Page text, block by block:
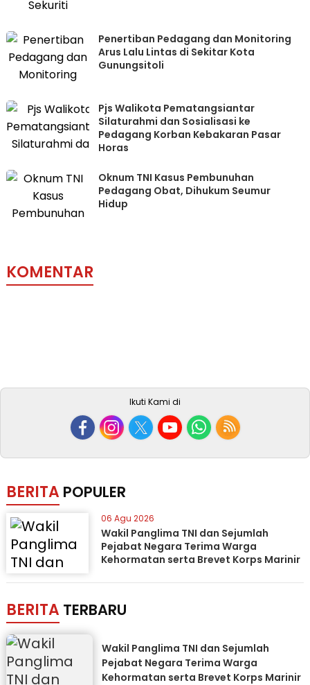
Penertiban Pedagang dan Monitoring
Arus Lalu Lintas di Sekitar Kota
Gunungsitoli
Pjs Walikota Pematangsiantar
Silaturahmi dan Sosialisasi ke
Pedagang Korban Kebakaran Pasar
Horas
Oknum TNI Kasus Pembunuhan
Pedagang Obat, Dihukum Seumur
Hidup
KOMENTAR
Ikuti Kami di
BERITA POPULER
06 Agu 2026
Wakil Panglima TNI dan Sejumlah
Pejabat Negara Terima Warga
Kehormatan serta Brevet Korps Marinir
BERITA TERBARU
Wakil Panglima TNI dan Sejumlah
Pejabat Negara Terima Warga
Kehormatan serta Brevet Korps Marinir